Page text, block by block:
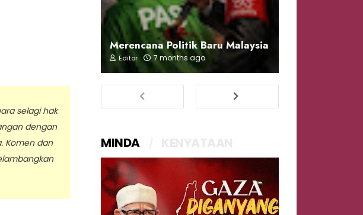
selagi hak
dengan
Komen dan
Merencana Politik Baru Malaysia
Editor 7 months ago
MINDA